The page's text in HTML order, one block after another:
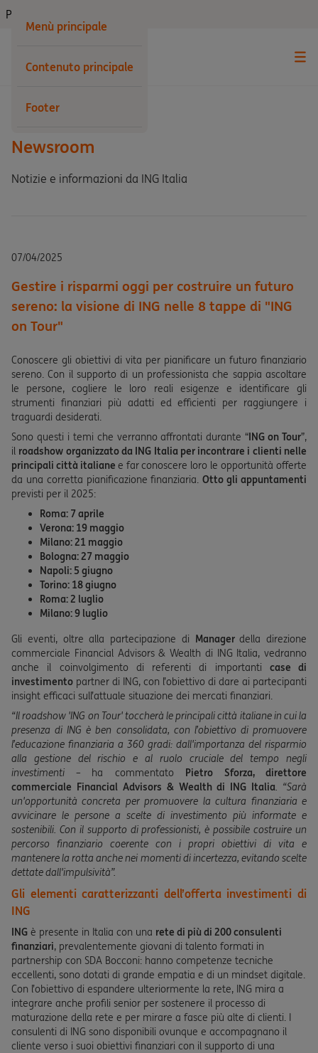
Menù principale
Contenuto principale
Footer
Privati
Newsroom
Notizie e informazioni da ING Italia
07/04/2025
Gestire i risparmi oggi per costruire un futuro
sereno: la visione di ING nelle 8 tappe di "ING
on Tour"
Conoscere gli obiettivi di vita per pianificare un futuro finanziario
sereno. Con il supporto di un professionista che sappia ascoltare
le persone, cogliere le loro reali esigenze e identificare gli
strumenti finanziari più adatti ed efficienti per raggiungere i
traguardi desiderati.
Sono questi i temi che verranno affrontati durante “ING on Tour”,
il roadshow organizzato da ING Italia per incontrare i clienti nelle
principali città italiane e farconoscere loro le opportunità offerte
da una corretta pianificazione finanziaria.Otto gli appuntamenti
previsti per il 2025:
Roma: 7 aprile
Verona: 19 maggio
Milano: 21 maggio
Bologna: 27 maggio
Napoli: 5 giugno
Torino: 18 giugno
Roma: 2 luglio
Milano: 9 luglio
Gli eventi, oltre alla partecipazione di Managerdella direzione
commerciale Financial Advisors & Wealth di ING Italia, vedranno
anche il coinvolgimento di referenti di importanti case di
investimento partner di ING, con l’obiettivo di dare ai partecipanti
insight efficaci sull’attuale situazione dei mercati finanziari.
“Il roadshow 'ING on Tour' toccherà le principali città italiane in cui la
presenza di ING è ben consolidata, con l’obiettivo di promuovere
l’educazione finanziaria a 360 gradi: dall'importanza del risparmio
alla gestione del rischio e al ruolo cruciale del tempo negli
investimenti – ha commentato Pietro Sforza, direttore
commerciale Financial Advisors & Wealth di ING Italia. “Sarà
un'opportunità concreta per promuovere la cultura finanziaria e
avvicinare le persone a scelte di investimento più informate e
sostenibili. Con il supporto di professionisti, è possibile costruire un
percorso finanziario coerente con i propri obiettivi di vita e
mantenere la rotta anche nei momenti di incertezza, evitando scelte
dettate dall'impulsività”.
Gli elementi caratterizzanti dell’offerta investimenti di
ING
ING è presente in Italia con una rete di più di 200 consulenti
finanziari, prevalentemente giovani di talento formati in
partnership con SDA Bocconi: hanno competenze tecniche
eccellenti, sono dotati di grande empatia e di un mindset digitale.
Con l’obiettivo di espandere ulteriormente la rete, ING mira a
integrare anche profili senior per sostenere il processo di
maturazione della rete e per mirare a fasce più alte di clienti. I
consulenti di ING sono disponibili ovunque e accompagnano il
cliente verso i suoi obiettivi finanziari con il supporto di una